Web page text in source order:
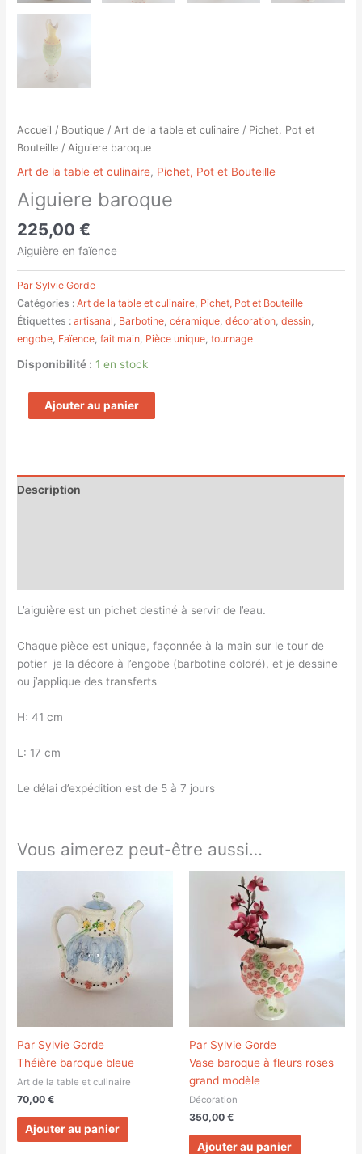
Accueil / Boutique / Art de la table et culinaire / Pichet, Pot et
Bouteille / Aiguiere baroque
Art de la table et culinaire, Pichet, Pot et Bouteille
Aiguiere baroque
225,00€
Aiguière en faïence
Par Sylvie Gorde
Catégories :Art de la table et culinaire Pichet, Pot et Bouteille
Étiquettes :artisanal Barbotine ,céramique ,décoration ,dessin
engobe Faïence ,fait main Pièce unique ,tournage
Disponibilité : 1 en stock
Ajouter au panier
Description
L’aiguière est un pichet destiné à servir de l’eau.
Chaque pièce est unique, façonnée à la main sur le tour de
potier je la décore à l’engobe (barbotine coloré), et je dessine
ou j’applique des transferts
H: 41 cm
L: 17 cm
Le délai d’expédition est de 5 à 7 jours
Vous aimerez peut-être aussi…
Par Sylvie Gorde
Théière baroque bleue
Art de la table et culinaire
70,00€
Ajouter au panier
Par Sylvie Gorde
Vase baroque à fleurs roses
grand modèle
Décoration
350,00 €
Ajouter au panier